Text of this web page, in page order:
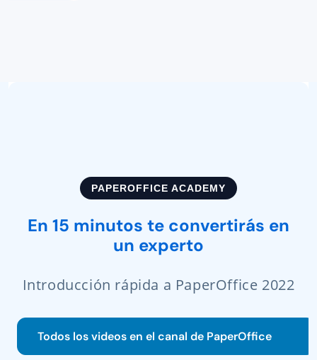
PAPEROFFICE ACADEMY
En 15 minutos te convertirás en
un experto
Introducción rápida a PaperOffice 2022
Todos los videos en el canal de PaperOffice